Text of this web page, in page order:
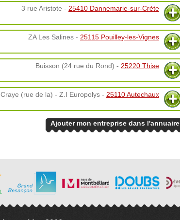
3 rue Aristote - 25410 Dannemarie-sur-Crète
ZA Les Salines - 25115 Pouilley-les-Vignes
Buisson (24 rue du Rond) - 25220 Thise
Craye (rue de la) - Z.I Europolys - 25110 Autechaux
Ajouter mon entreprise dans l'annuaire